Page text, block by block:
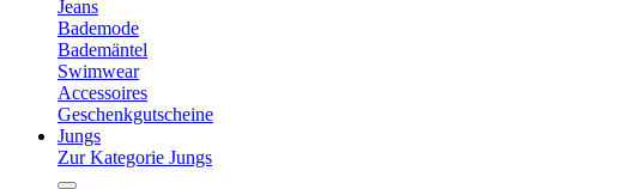
Jeans
Bademode
Bademäntel
Swimwear
Accessoires
Geschenkgutscheine
Jungs
Zur Kategorie Jungs